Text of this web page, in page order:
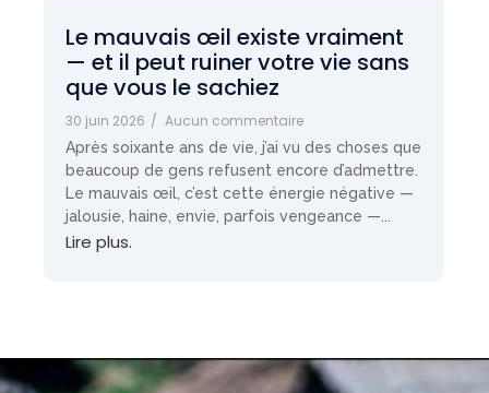
Le mauvais œil existe vraiment
— et il peut ruiner votre vie sans
que vous le sachiez
30 juin 2026 / Aucun commentaire
Après soixante ans de vie, j’ai vu des choses que
beaucoup de gens refusent encore d’admettre.
Le mauvais œil, c’est cette énergie négative —
jalousie, haine, envie, parfois vengeance —...
Lire plus.